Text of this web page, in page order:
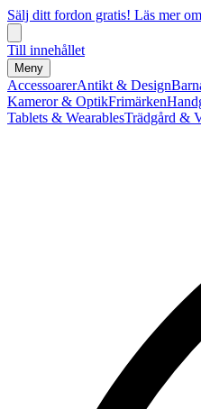
Sälj ditt fordon gratis! Läs mer
Till innehållet
Meny
AccessoarerAntikt & Design
Kameror & OptikFrimärken
Tablets & WearablesTrädgård &